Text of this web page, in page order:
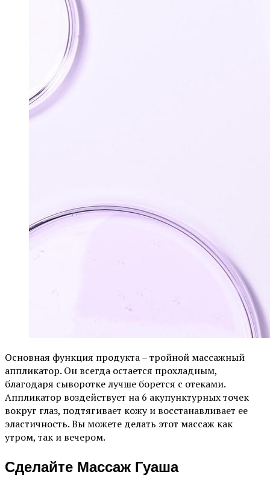
Основная функция продукта – тройной массажный
аппликатор. Он всегда остается прохладным,
благодаря сыворотке лучше борется с отеками.
Аппликатор воздействует на 6 акупунктурных точек
вокруг глаз, подтягивает кожу и восстанавливает ее
эластичность. Вы можете делать этот массаж как
утром, так и вечером.
Сделайте Массаж Гуаша